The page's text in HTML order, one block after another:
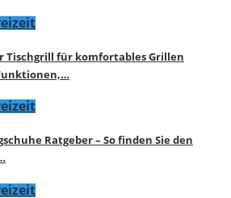
Tischgrill für komfortables Grillen
Ratgeber – So finden Sie den